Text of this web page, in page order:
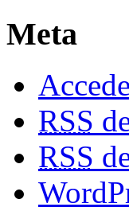
Meta
RSS
RSS